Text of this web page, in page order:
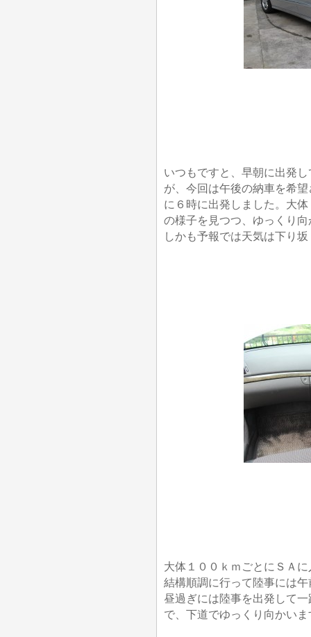
いつもですと、早朝に出発
が、今回は午後の納車を希
に６時に出発しました。大
の様子を見つつ、ゆっくり
しかも予報では天気は下り
大体１００ｋｍごとにＳＡ
結構順調に行って陸事には
昼過ぎには陸事を出発して
で、下道でゆっくり向かいま